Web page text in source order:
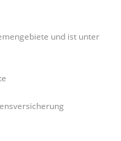
und ist unter